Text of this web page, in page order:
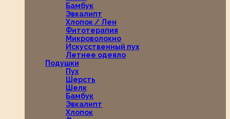
Бамбук
Эвкалипт
Хлопок / Лен
Фитотерапия
Микроволокно
Искусственный пух
Летнее одеяло
Подушки
Пух
Шерсть
Шелк
Бамбук
Эвкалипт
Хлопок